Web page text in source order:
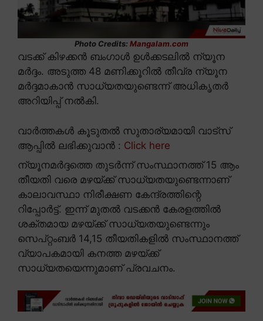
Photo Credits: Mangalam.com
വടക്ക് കിഴക്കൻ ബംഗാൾ ഉൾക്കടലിൽ ന്യൂന
മർദ്ദം. അടുത്ത 48 മണിക്കൂറിൽ തീവ്ര ന്യൂന
മർദ്ദമാകാൻ സാധ്യതയുണ്ടെന്ന് അധികൃതർ
അറിയിപ്പ് നൽകി.
വാർത്തകൾ കൂടുതൽ സുതാര്യമായി വാട്സ്
ആപ്പിൽ ലഭിക്കുവാൻ : Click here
ന്യൂനമർദ്ദത്തെ തുടർന്ന് സംസ്ഥാനത്ത് 15 ആം
തീയതി വരെ മഴയ്ക്ക് സാധ്യതയുണ്ടെന്നാണ്
കാലാവസ്ഥാ നിരീക്ഷണ കേന്ദ്രത്തിന്റെ
റിപ്പോർട്ട്. ഇന്ന് മുതൽ വടക്കൻ കേരളത്തിൽ
ശക്തമായ മഴയ്ക്ക് സാധ്യതയുണ്ടെന്നും
സെപ്റ്റംബർ 14,15 തീയതികളിൽ സംസ്ഥാനത്ത്
വ്യാപകമായി കനത്ത മഴയ്ക്ക്
സാധ്യതയെന്നുമാണ് പ്രവചനം.